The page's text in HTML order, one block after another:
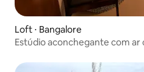
Loft ⋅ Bangalore
Estúdio aconchegante com ar